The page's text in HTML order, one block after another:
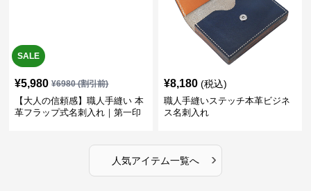
SALE
¥5,980 ¥6980(割引前)
【大人の信頼感】職人手縫い 本
革フラップ式名刺入れ｜第一印
¥8,180 (税込)
職人手縫いステッチ本革ビジネ
ス名刺入れ
人気アイテム一覧へ ›